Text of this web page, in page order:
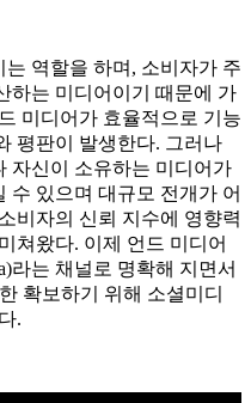
역할을 하며, 소비자가 주
하는 미디어이기 때문에 가
미디어가 효율적으로 기능
평판이 발생한다. 그러나
자신이 소유하는 미디어가
수 있으며 대규모 전개가 어
비자의 신뢰 지수에 영향력
쳐왔다. 이제 언드 미디어
라는 채널로 명확해 지면서
확보하기 위해 소셜미디
.